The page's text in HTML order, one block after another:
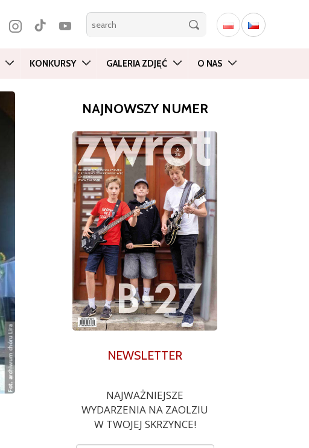
KONKURSY GALERIA ZDJĘĆ O NAS
NAJNOWSZY NUMER
NEWSLETTER
NAJWAŻNIEJSZE
WYDARZENIA NA ZAOLZIU
W TWOJEJ SKRZYNCE!